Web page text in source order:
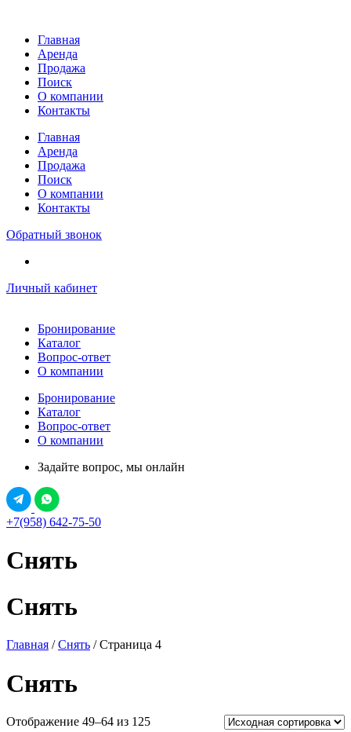
содержимому
Главная
Аренда
Продажа
Поиск
О компании
Контакты
Главная
Аренда
Продажа
Поиск
О компании
Контакты
Обратный звонок
Личный кабинет
Бронирование
Каталог
Вопрос-ответ
О компании
Бронирование
Каталог
Вопрос-ответ
О компании
Задайте вопрос, мы онлайн
+7(958) 642-75-50
Снять
Снять
Главная /Снять / Страница 4
Снять
Отображение 49–64 из 125